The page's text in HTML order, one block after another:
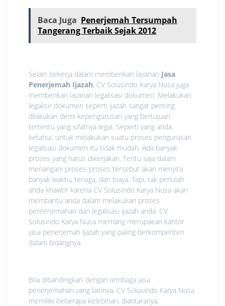
Baca Juga Penerjemah Tersumpah
Tangerang Terbaik Sejak 2012
Selain bekerja dalam memberikan layanan Jasa
Penerjemah Ijazah, CV Solusindo Karya Nusa juga
memberikan layanan legalisasi dokumen. Melakukan
legalisir dokumen seperti ijazah sangat penting
dilakukan demi kepengurusan yang bertujuan
tertentu yang sifatnya legal. Seperti yang anda
ketahui, untuk melakukan suatu proses pengurusan
legalisasi dokumen itu tidak mudah. Ada banyak
proses yang harus dikerjakan. Tentu saja dalam
menangani proses-proses tersebut akan menyita
banyak waktu, tenaga, dan biaya. Tapi, tak perlulah
anda khawtir karena CV Solusindo Karya Nusa akan
membantu anda dalam melakukan proses
penterjemahan dan legalisasi ijazah anda. CV
Solusindo Karya Nusa memang merupakan kantor
jasa penerjemah ijazah yang paling berkompenten
dalam bidangnya.
Bila dibandingkan dengan lembaga jasa
penerjemahan yang lainnya, CV Solusindo Karya Nusa
memiliki beberapa kelebihan, diantaranya;